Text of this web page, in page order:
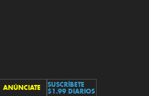
ANÚNCIATE
SUSCRÍBETE
$1.99 DIARIOS